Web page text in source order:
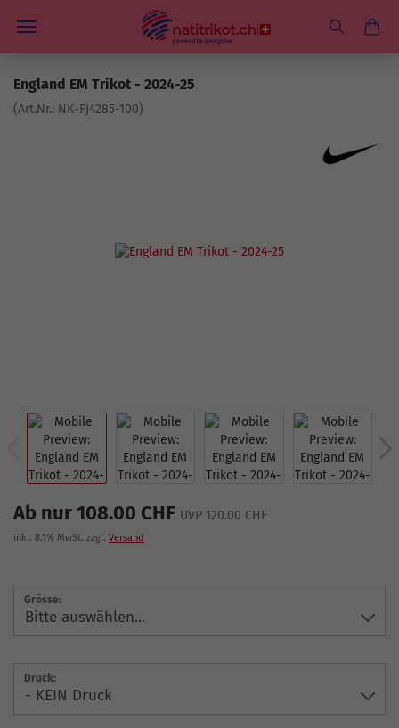
England EM Trikot - 2024-25
(Art.Nr.: NK-FJ4285-100)
Ab nur 108.00 CHF UVP 120.00 CHF
inkl. 8.1% MwSt. zzgl. Versand
Grösse:
Druck: